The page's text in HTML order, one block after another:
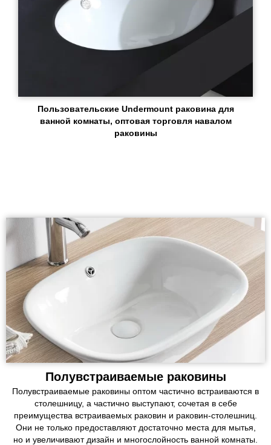
Пользовательские Undermount раковина для
ванной комнаты, оптовая торговля навалом
раковины
Полувстраиваемые раковины
Полувстраиваемые раковины оптом частично встраиваются в
столешницу, а частично выступают, сочетая в себе
преимущества встраиваемых раковин и раковин-столешниц.
Они не только предоставляют достаточно места для мытья,
но и увеличивают дизайн и многослойность ванной комнаты.